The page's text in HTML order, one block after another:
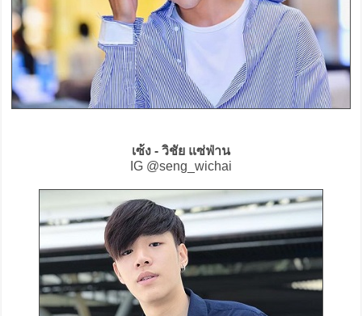
เซ้ง - วิชัย แซ่ฟ่าน
IG @seng_wichai